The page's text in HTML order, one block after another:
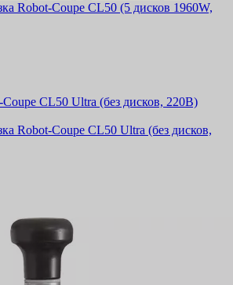
Robot-Coupe CL50 (5 дисков 1960W,
Robot-Coupe CL50 Ultra (без дисков,